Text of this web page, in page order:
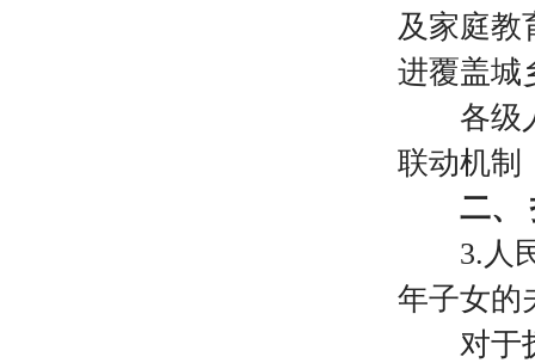
及家庭教
进覆盖城
各级人
联动机制
二、
3.人
年子女的
对于抚